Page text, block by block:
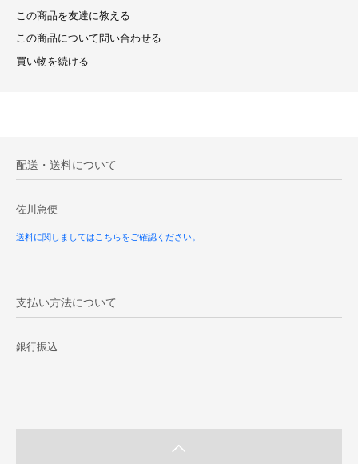
この商品を友達に教える
この商品について問い合わせる
買い物を続ける
配送・送料について
佐川急便
送料に関しましてはこちらをご確認ください。
支払い方法について
銀行振込